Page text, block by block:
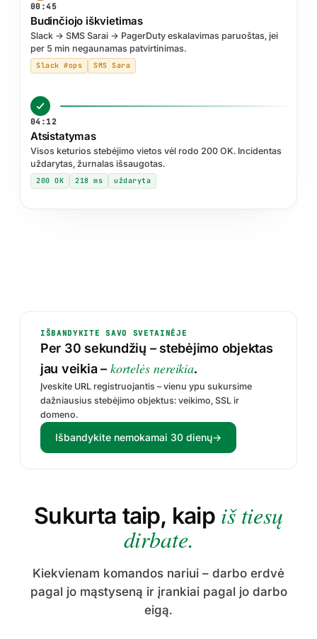
00:45
Budinčiojo iškvietimas
Slack → SMS Sarai → PagerDuty eskalavimas paruoštas, jei
per 5 min negaunamas patvirtinimas.
Slack #ops SMS Sara
04:12
Atsistatymas
Visos keturios stebėjimo vietos vėl rodo 200 OK. Incidentas
uždarytas, žurnalas išsaugotas.
200 OK 218 ms uždaryta
IŠBANDYKITE SAVO SVETAINĖJE
Per 30 sekundžių – stebėjimo objektas
jau veikia – kortelės nereikia.
Įveskite URL registruojantis – vienu ypu sukursime
dažniausius stebėjimo objektus: veikimo, SSL ir
domeno.
Išbandykite nemokamai 30 dienų→
Sukurta taip, kaip iš tiesų
dirbate.
Kiekvienam komandos nariui – darbo erdvė
pagal jo mąstyseną ir įrankiai pagal jo darbo
eigą.